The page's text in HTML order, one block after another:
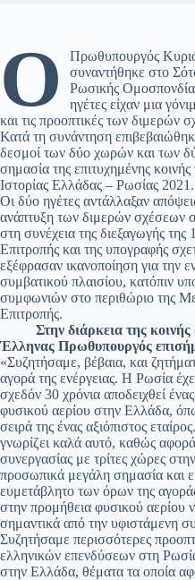
Ο
Πρωθυπουργός
συναντήθηκε στο
Ρωσικής
ηγέτες είχαν μια
και τις προοπτικές των διμερών
Κατά τη συνάντηση
δεσμοί των δύο χωρών και των
σημασία της επιτυχημένης
Ιστορίας Ελλάδας – Ρωσίας 2021.
Οι δύο ηγέτες αντάλλαξαν
ανάπτυξη των διμερών σχέσεων
στη συνέχεια της διεξαγωγής της
Επιτροπής και της υπογραφής
εξέφρασαν ικανοποίηση για την
συμβατικού πλαισίου, κατόπιν
συμφωνιών στο περιθώριο της
Επιτροπής.
Στην διάρκεια της
Έλληνας Πρωθυπουργός
«Συζητήσαμε, βέβαια, και
αγορά της ενέργειας. Η Ρωσία
σχεδόν 30 χρόνια αποδειχθεί
φυσικού αερίου στην Ελλάδα,
σειρά της ένας αξιόπιστος
γνωρίζει καλά αυτό, καθώς
συνεργασίας με τρίτες χώρες
προσωπικά μεγάλη σημασία και
ευμετάβλητο των όρων της
στην προμήθεια φυσικού αερίου
σημαντικά από την υφιστάμενη
Συζητήσαμε περισσότερες
ελληνικών επενδύσεων στη
στην Ελλάδα, θέματα τα οποία